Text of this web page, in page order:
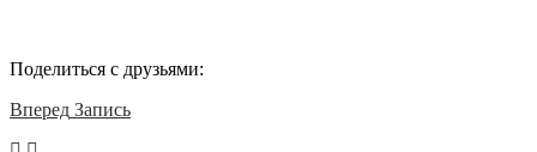
Поделиться с друзьями:
Вперед Запись